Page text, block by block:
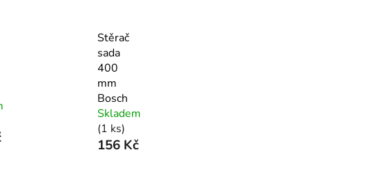
Stěrač
sada
400
mm
Bosch
Skladem
(1 ks)
156 Kč